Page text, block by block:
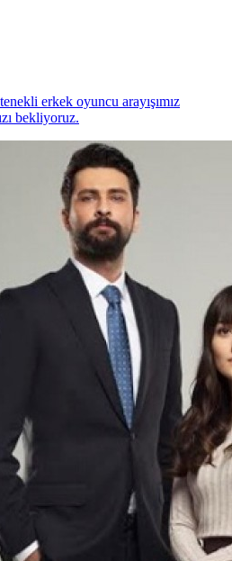
erkek oyuncu arayışımız
bekliyoruz.